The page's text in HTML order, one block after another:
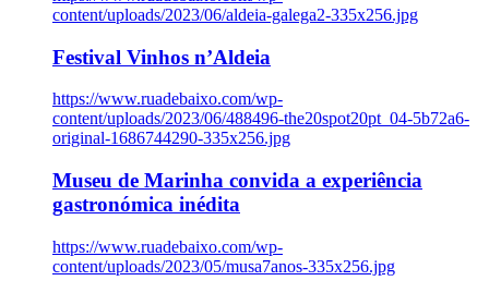
content/uploads/2023/06/aldeia-galega2-335x256.jpg
Festival Vinhos n’Aldeia
https://www.ruadebaixo.com/wp-
content/uploads/2023/06/488496-the20spot20pt_04-5b72a6-
original-1686744290-335x256.jpg
Museu de Marinha convida a experiência
gastronómica inédita
https://www.ruadebaixo.com/wp-
content/uploads/2023/05/musa7anos-335x256.jpg